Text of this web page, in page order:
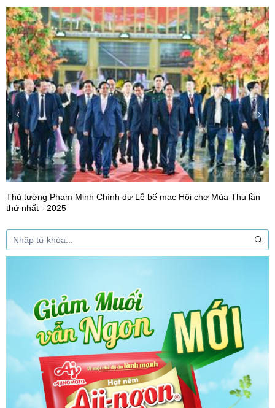
Thủ tướng Phạm Minh Chính dự Lễ bế mạc Hội chợ Mùa Thu lần
thứ nhất - 2025